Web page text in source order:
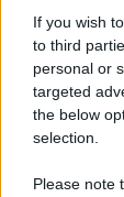
If you wish
to third
personal or
targeted
the below
selection.
Please note
Piano
cemento
di Redazione